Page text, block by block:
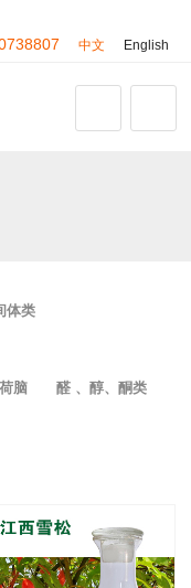
中文 English
体类
脑 醛 、醇、酮类